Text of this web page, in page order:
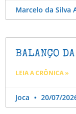
Marcelo da Silva
BALANÇO
LEIA A CRÔNICA »
Joca 20/07/